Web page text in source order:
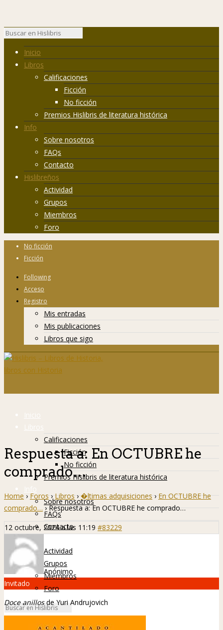
Inicio
Libros
Calificaciones
Ficción
No ficción
Premios Hislibris de literatura histórica
Info
Sobre nosotros
FAQs
Contacto
Hislibreños
Actividad
Grupos
Miembros
Foro
No ficción
Ficción
Following
Acceso
Registro
Mis entradas
Mis publicaciones
Libros que sigo
Inicio
Libros
Calificaciones
Ficción
No ficción
Premios Hislibris de literatura histórica
Info
Sobre nosotros
FAQs
Contacto
Hislibreños
Actividad
Grupos
Miembros
Foro
Respuesta a: En OCTUBRE he
comprado…
Home › Foros › Libros › �ltimas adquisiciones › En OCTUBRE he
comprado… › Respuesta a: En OCTUBRE he comprado…
12 octubre, 2024 a las 11:19 #83229
Anónimo
Invitado
Doce anillosde Yuri Andrujovich